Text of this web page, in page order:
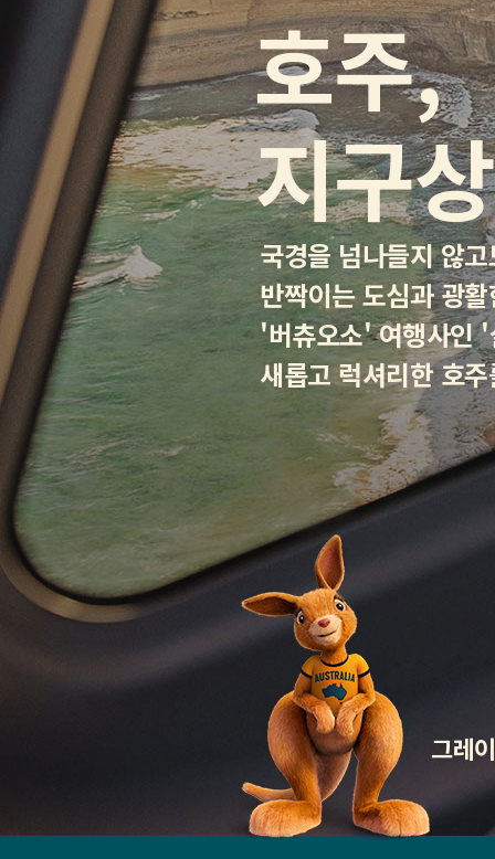
호주,
지구
국경을 넘나들지 않
반짝이는 도심과 광
'버츄오소' 여행사인
새롭고 럭셔리한 호
그레